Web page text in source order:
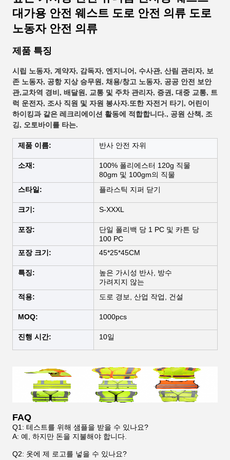
대가용 안전 웨스트 도로 안전 의류 도로
노동자 안전 의류
제품 특징
시립 노동자, 계약자, 감독자, 엔지니어, 수사관, 산림 관리자, 보
존 노동자, 공항 지상 승무원, 채용/창고 노동자, 공공 안전 보안
관,교차역 경비, 배달원, 교통 및 주차 관리자, 증권, 대중 교통, 트
럭 운전자, 조사 직원 및 자원 봉사자.또한 자전거 타기, 어린이
하이킹과 같은 레크리에이션 활동에 적합합니다., 공원 산책, 조
깅, 오토바이를 타는.
제품 이름: 반사 안전 자위
소재:
100% 폴리에스터 120g 직물
80gm 및 100gm의 직물
스타일:
플라스틱 지퍼 닫기
크기: S-XXXL
포장:
단일 폴리백 당 1 PC 및 카튼 당
100 PC
포장 크기:
45*25*45CM
특징:
높은 가시성 반사, 방수
가려지지 않는
적용:
도로 경보, 산업 작업, 건설
MOQ: 1000pcs
진행 시간: 10일
FAQ
Q1: 테스트를 위해 샘플을 받을 수 있나요?
A: 예, 하지만 돈을 지불해야 합니다.
Q2: 옷에 제 로고를 넣을 수 있나요?